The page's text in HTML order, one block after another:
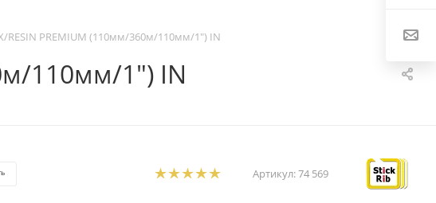
RESIN PREMIUM (110мм/360м/110мм/1") IN
110мм/1") IN
Артикул:74 569